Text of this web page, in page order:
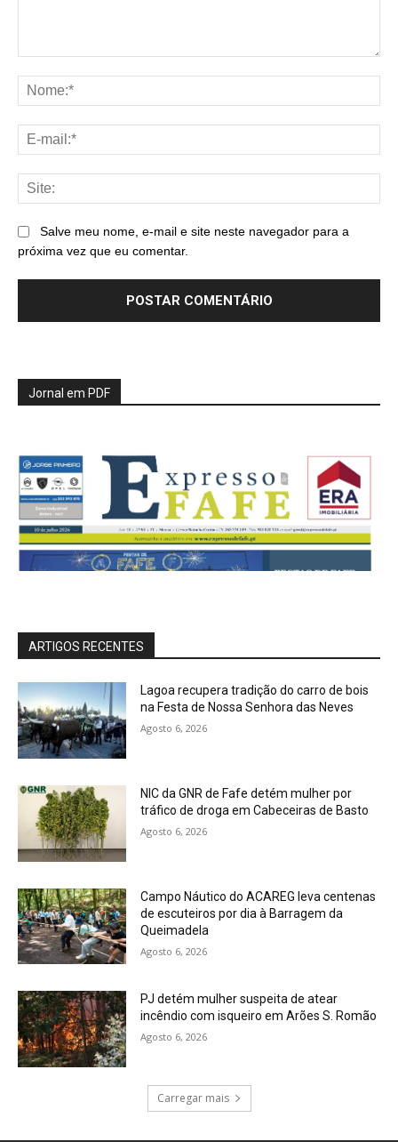
Salve meu nome, e-mail e site neste navegador para a
próxima vez que eu comentar.
Jornal em PDF
ARTIGOS RECENTES
Lagoa recupera tradição do carro de bois
na Festa de Nossa Senhora das Neves
Agosto 6, 2026
NIC da GNR de Fafe detém mulher por
tráfico de droga em Cabeceiras de Basto
Agosto 6, 2026
Campo Náutico do ACAREG leva centenas
de escuteiros por dia à Barragem da
Queimadela
Agosto 6, 2026
PJ detém mulher suspeita de atear
incêndio com isqueiro em Arões S. Romão
Agosto 6, 2026
Carregar mais